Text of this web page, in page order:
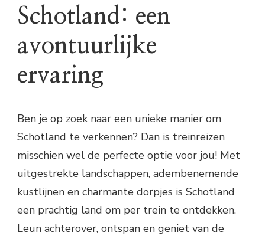
Schotland: een
avontuurlijke
ervaring
Ben je op zoek naar een unieke manier om
Schotland te verkennen? Dan is treinreizen
misschien wel de perfecte optie voor jou! Met
uitgestrekte landschappen, adembenemende
kustlijnen en charmante dorpjes is Schotland
een prachtig land om per trein te ontdekken.
Leun achterover, ontspan en geniet van de